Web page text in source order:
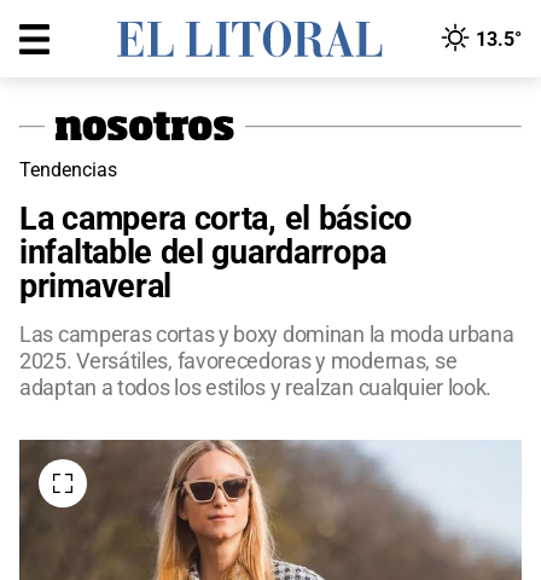
13.5°
Tendencias
La campera corta, el básico
infaltable del guardarropa
primaveral
Las camperas cortas y boxy dominan la moda urbana
2025. Versátiles, favorecedoras y modernas, se
adaptan a todos los estilos y realzan cualquier look.